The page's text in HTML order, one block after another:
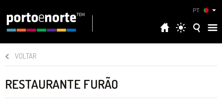
PT
VOLTAR
RESTAURANTE FURÃO